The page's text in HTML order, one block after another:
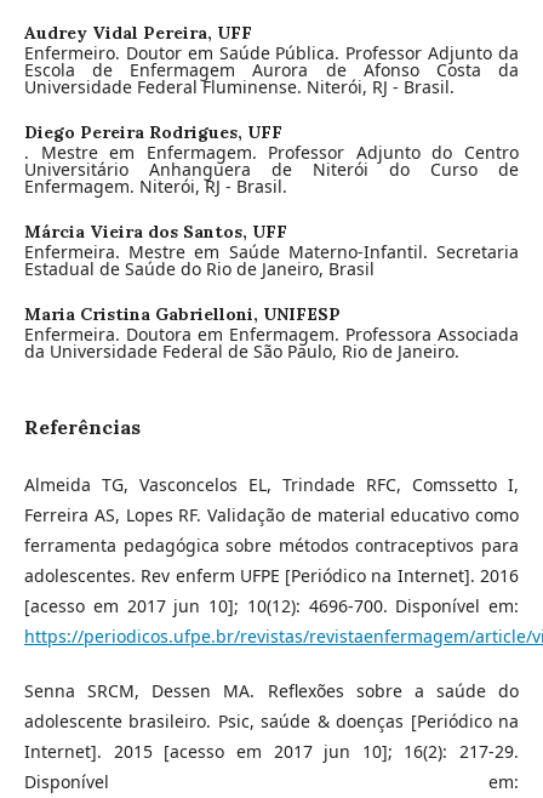
Audrey Vidal Pereira, UFF
Enfermeiro. Doutor em Saúde Pública. Professor Adjunto da
Escola de Enfermagem Aurora de Afonso Costa da
Universidade Federal Fluminense. Niterói, RJ - Brasil.
Diego Pereira Rodrigues, UFF
. Mestre em Enfermagem. Professor Adjunto do Centro
Universitário Anhanguera de Niterói do Curso de
Enfermagem. Niterói, RJ - Brasil.
Márcia Vieira dos Santos, UFF
Enfermeira. Mestre em Saúde Materno-Infantil. Secretaria
Estadual de Saúde do Rio de Janeiro, Brasil
Maria Cristina Gabrielloni, UNIFESP
Enfermeira. Doutora em Enfermagem. Professora Associada
da Universidade Federal de São Paulo, Rio de Janeiro.
Referências
Almeida TG, Vasconcelos EL, Trindade RFC, Comssetto I,
Ferreira AS, Lopes RF. Validação de material educativo como
ferramenta pedagógica sobre métodos contraceptivos para
adolescentes. Rev enferm UFPE [Periódico na Internet]. 2016
[acesso em 2017 jun 10]; 10(12): 4696-700. Disponível em:
https://periodicos.ufpe.br/revistas/revistaenfermagem/article/
Senna SRCM, Dessen MA. Reflexões sobre a saúde do
adolescente brasileiro. Psic, saúde & doenças [Periódico na
Internet]. 2015 [acesso em 2017 jun 10]; 16(2): 217-29.
Disponível em: